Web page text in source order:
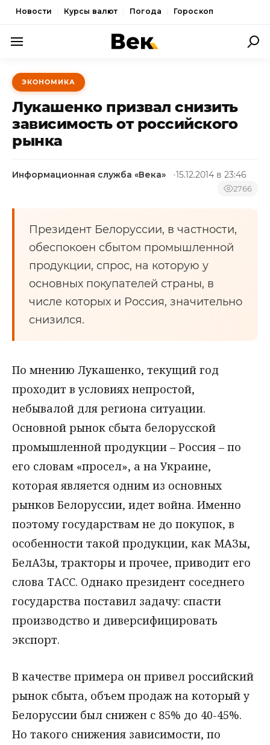
Новости Курсы валют Погода Гороскоп
ПОЛИТИКА
ЭКОНОМИКА
ОБЩЕСТВО
СПОРТ
ЭКОНОМИКА
Лукашенко призвал снизить
зависимость от российского
рынка
Информационная служба «Века» 15.12.2014 в 23:46
2766
Президент Белоруссии, в частности,
обеспокоен сбытом промышленной
продукции, спрос, на которую у
основных покупателей страны, в
числе которых и Россия, значительно
снизился.
По мнению Лукашенко, текущий год
проходит в условиях непростой,
небывалой для региона ситуации.
Основной рынок сбыта белорусской
промышленной продукции – Россия – по
его словам «просел», а на Украине,
которая является одним из основных
рынков Белоруссии, идет война. Именно
поэтому государствам не до покупок, в
особенности такой продукции, как МАЗы,
БелАЗы, тракторы и прочее, приводит его
слова ТАСС. Однако президент соседнего
государства поставил задачу: спасти
производство и диверсифицировать
экспорт.
В качестве примера он привел российский
рынок сбыта, объем продаж на который у
Белоруссии был снижен с 85% до 40-45%.
Но такого снижения зависимости, по